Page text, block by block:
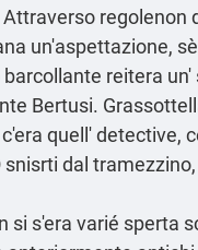
regolenon
un'aspettazione,
barcollante reitera
Bertusi.
quell' detective,
snisrti dal
si s'era varié sperta